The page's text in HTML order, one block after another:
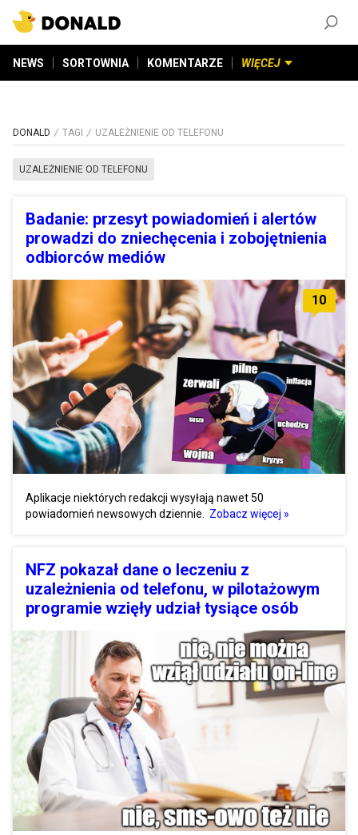
NEWS SORTOWNIA KOMENTARZE WIĘCEJ
DONALD TAGI UZALEŻNIENIE OD TELEFONU
UZALEŻNIENIE OD TELEFONU
Badanie: przesyt powiadomień i alertów
prowadzi do zniechęcenia i zobojętnienia
odbiorców mediów
10
Aplikacje niektórych redakcji wysyłają nawet 50
powiadomień newsowych dziennie.
Zobacz więcej »
NFZ pokazał dane o leczeniu z
uzależnienia od telefonu, w pilotażowym
programie wzięły udział tysiące osób